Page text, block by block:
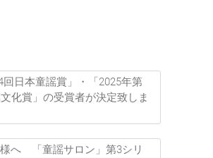
回日本童謡賞」・「2025年第
化賞」の受賞者が決定致しま
へ 「童謡サロン」第3シリ